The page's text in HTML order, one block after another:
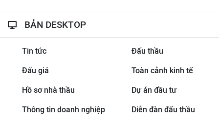
BẢN DESKTOP
Tin tức Đấu thầu
Đấu giá Toàn cảnh kinh tế
Hồ sơ nhà thầu Dự án đầu tư
Thông tin doanh nghiệp Diễn đàn đấu thầu